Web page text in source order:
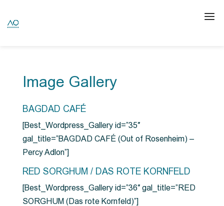
Image Gallery
BAGDAD CAFÉ
[Best_Wordpress_Gallery id=”35″
gal_title=”BAGDAD CAFÉ (Out of Rosenheim) –
Percy Adlon”]
RED SORGHUM / DAS ROTE KORNFELD
[Best_Wordpress_Gallery id=”36″ gal_title=”RED
SORGHUM (Das rote Kornfeld)”]